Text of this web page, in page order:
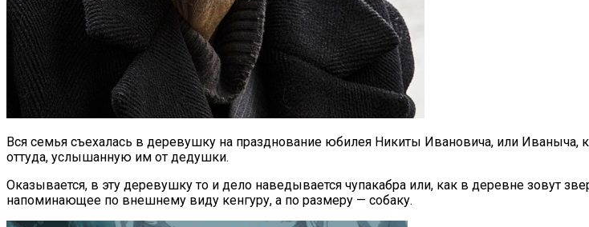
Вся семья съехалась в деревушку на празднование юбилея Никиты Ивановича, или Иваныча,
оттуда, услышанную им от дедушки.
Оказывается, в эту деревушку то и дело наведывается чупакабра или, как в деревне зовут
напоминающее по внешнему виду кенгуру, а по размеру — собаку.